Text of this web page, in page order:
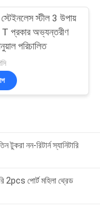
স্টেইনলেস স্টীল 3 উপায়
প্রকার অভ্যন্তরীণ
পরিচালিত
টুকরা নন-রিটার্ন স্যানিটারি
2pcs পোর্ট মহিলা থ্রেড